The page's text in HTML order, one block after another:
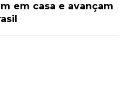
em casa e avançam